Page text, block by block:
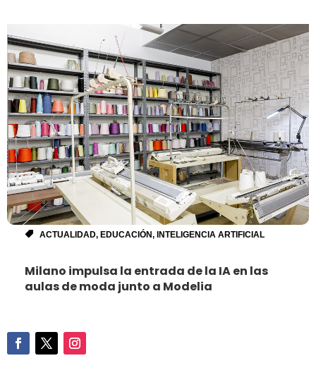
ACTUALIDAD, EDUCACIÓN, INTELIGENCIA ARTIFICIAL
Milano impulsa la entrada de la IA en las
aulas de moda junto a Modelia